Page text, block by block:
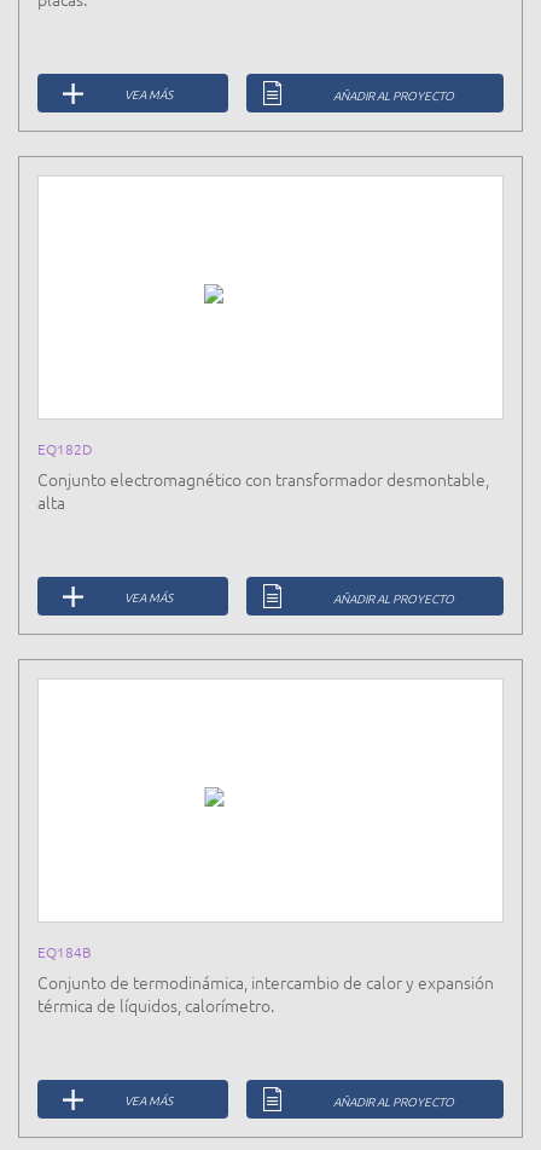
VEA MÁS AÑADIR AL PROYECTO
EQ182D
Conjunto electromagnético con transformador desmontable,
alta
VEA MÁS AÑADIR AL PROYECTO
EQ184B
Conjunto de termodinámica, intercambio de calor y expansión
térmica de líquidos, calorímetro.
VEA MÁS AÑADIR AL PROYECTO